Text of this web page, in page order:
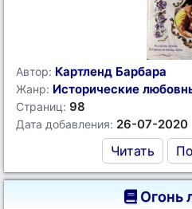
Автор: Картленд Барбара
Жанр: Исторические
Страниц: 98
Дата добавления: 26-07-2020
Читать
Огонь